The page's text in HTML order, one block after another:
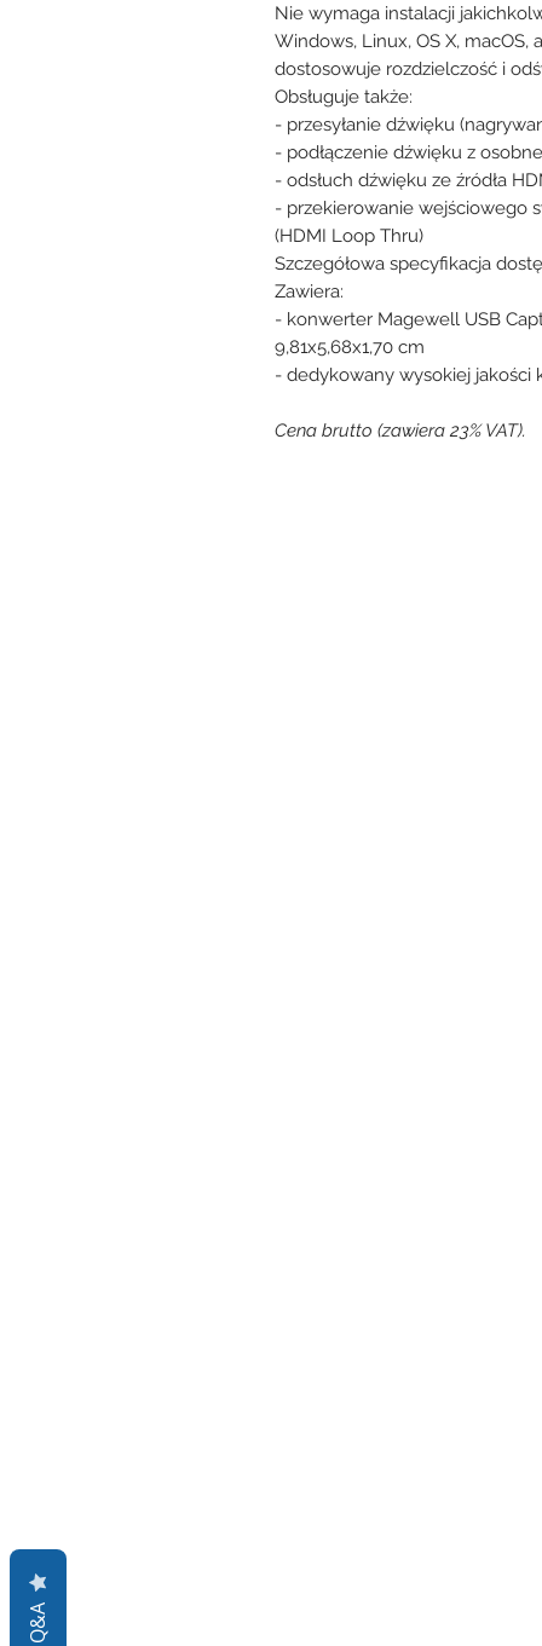
Nie wymaga instalacji
Windows, Linux, OS X,
dostosowuje rozdzielczość i
Obsługuje także:
- przesyłanie dźwięku
- podłączenie dźwięku z
- odsłuch dźwięku ze źródła
- przekierowanie wejściowego
(HDMI Loop Thru)
Szczegółowa specyfikacja
Zawiera:
- konwerter Magewell USB
9,81x5,68x1,70 cm
- dedykowany wysokiej jakości
Cena brutto (zawiera 23% VAT).